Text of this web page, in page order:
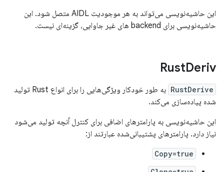
این حاشیه‌نویسی می‌تواند به هر موجودیت AIDL متصل شود. این
حاشیه‌نویسی برای backend های غیر جاوایی، گزینه‌ای نیست.
RustDeriv
RustDerive
به طور خودکار ویژگی‌هایی را برای انواع Rust تولید
شده پیاده‌سازی می‌کند.
این حاشیه‌نویسی به پارامترهای اضافی برای کنترل آنچه تولید می‌شود
نیاز دارد. پارامترهای پشتیبانی‌شده عبارتند از:
Copy=true